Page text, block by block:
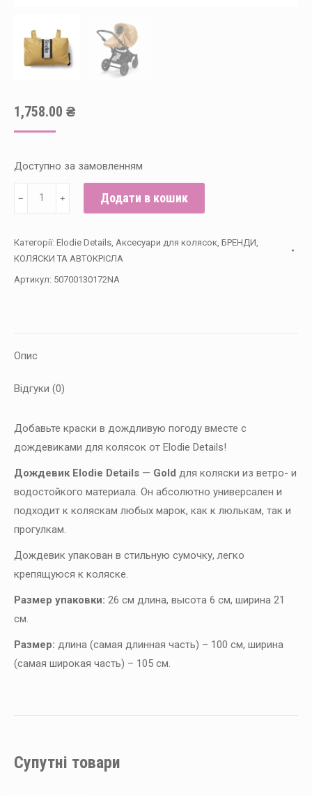
1,758.00 ₴
Доступно за замовленням
Elodie
Дождевик
коляски,
﹣ ﹢ Додати в кошик
Категорії: Elodie Details Аксесуари для колясок БРЕНДИ
КОЛЯСКИ ТА АВТОКРІСЛА
Артикул: 50700130172NA
Опис
Відгуки (0)
Добавьте краски в дождливую погоду вместе с
дождевиками для колясок от Elodie Details!
Дождевик Elodie Details — Gold для коляски из ветро- и
водостойкого материала. Он абсолютно универсален и
подходит к коляскам любых марок, как к люлькам, так и
прогулкам.
Дождевик упакован в стильную сумочку, легко
крепящуюся к коляске.
Размер упаковки: 26 см длина, высота 6 см, ширина 21
см.
Размер: длина (самая длинная часть) – 100 см, ширина
(самая широкая часть) – 105 см.
Супутні товари